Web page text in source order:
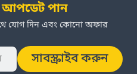
আপডেট পান
যোগ দিন এবং কোনো অফার
সাবস্ক্রাইব করুন